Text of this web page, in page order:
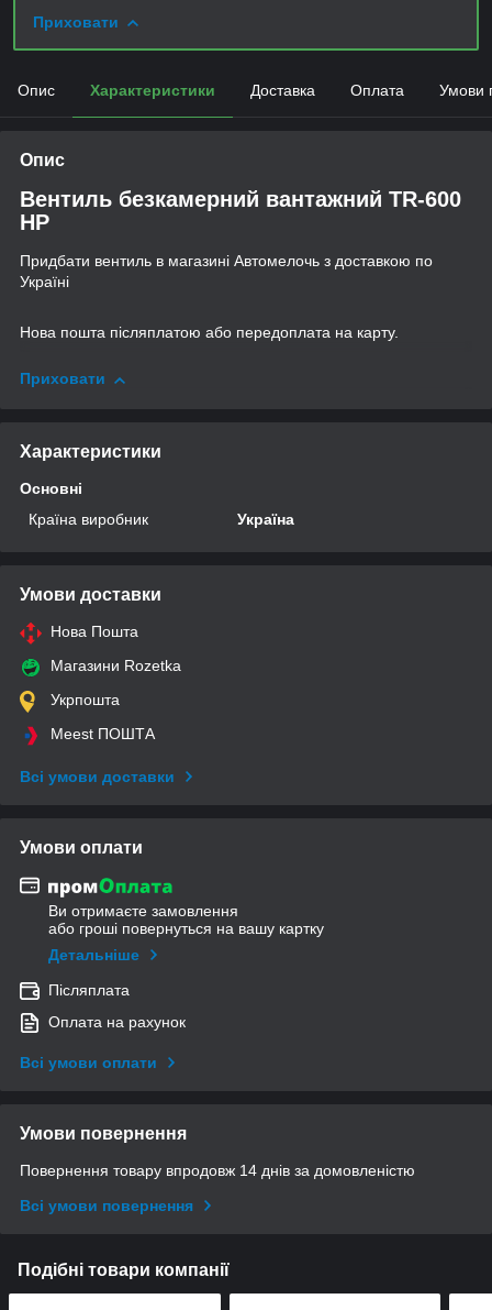
Приховати
Опис Характеристики Доставка Оплата Умови
Опис
Вентиль безкамерний вантажний TR-600
HP
Придбати вентиль в магазині Автомелочь з доставкою по
Україні
Нова пошта післяплатою або передоплата на карту.
Приховати
Характеристики
Основні
Країна виробник
Україна
Умови доставки
Нова Пошта
Магазини Rozetka
Укрпошта
Meest ПОШТА
Всі умови доставки
Умови оплати
Ви отримаєте замовлення
або гроші повернуться на вашу картку
Детальніше
Післяплата
Оплата на рахунок
Всі умови оплати
Умови повернення
Повернення товару впродовж 14 днів за домовленістю
Всі умови повернення
Подібні товари компанії